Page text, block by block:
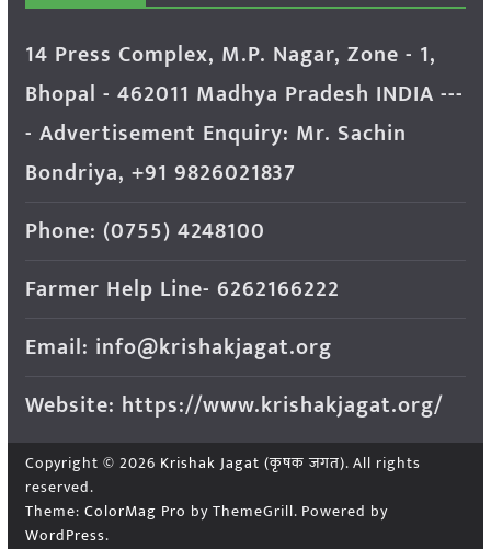
14 Press Complex, M.P. Nagar, Zone - 1,
Bhopal - 462011 Madhya Pradesh INDIA ---
- Advertisement Enquiry: Mr. Sachin
Bondriya, +91 9826021837
Phone: (0755) 4248100
Farmer Help Line- 6262166222
Email: info@krishakjagat.org
Website: https://www.krishakjagat.org/
Copyright © 2026 Krishak Jagat (कृषक जगत). All rights
reserved.
Theme: ColorMag Pro by ThemeGrill. Powered by
WordPress.